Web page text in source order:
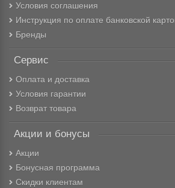
Условия соглашения
Инструкция по оплате банковской
Бренды
Сервис
Оплата и доставка
Условия гарантии
Возврат товара
Акции и бонусы
Акции
Бонусная программа
Скидки клиентам